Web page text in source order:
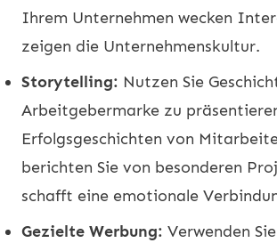
Ihrem Unternehmen wecken
zeigen die Unternehmenskultur.
Storytelling: Nutzen Sie
Arbeitgebermarke zu
Erfolgsgeschichten von
berichten Sie von besonderen
schafft eine emotionale
Gezielte Werbung: Verwenden